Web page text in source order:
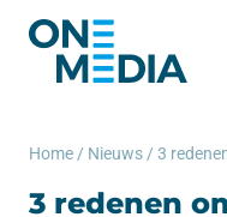
Home / Nieuws /
3 redenen